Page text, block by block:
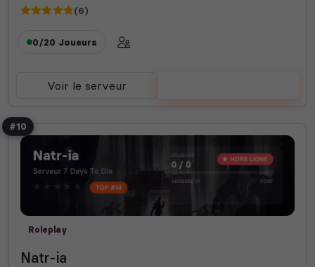
(6)
0/20 Joueurs
Voir le serveur
#10
Roleplay
Natr-ia